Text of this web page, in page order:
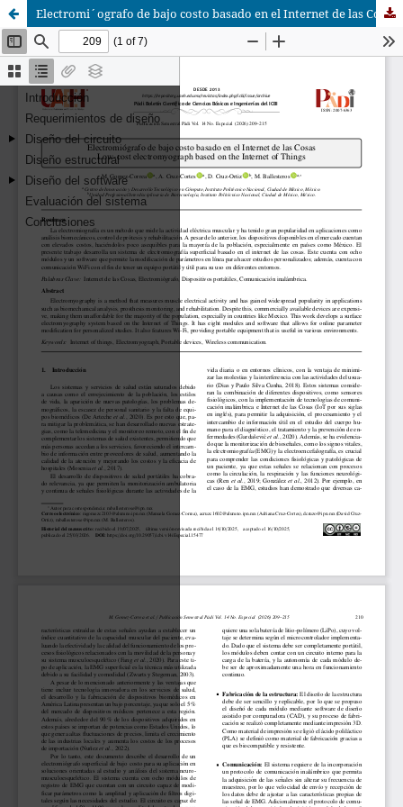
Electromi´ografo de bajo costo basado en el Internet de las Cosas